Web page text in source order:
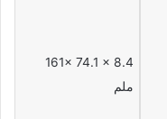
ملم